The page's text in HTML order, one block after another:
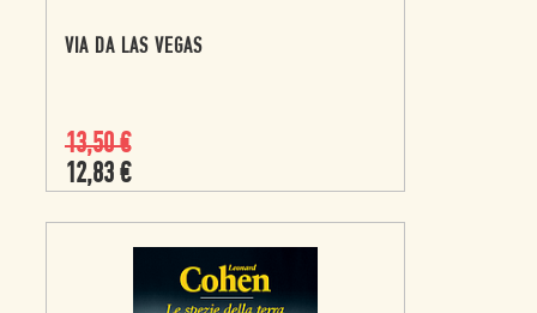
VIA DA LAS VEGAS
13,50€
12,83 €